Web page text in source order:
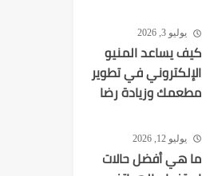
يوليو 3, 2026
كيف يساعد المنيو
الإلكتروني في تطوير
مطعمك وزيادة رضا
يوليو 12, 2026
ما هي أفضل حالات